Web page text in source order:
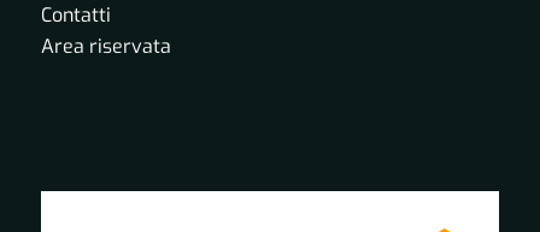
Contatti
Area riservata